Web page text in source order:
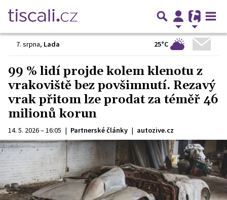
7. srpna, Lada 25°C
99 % lidí projde kolem klenotu z
vrakoviště bez povšimnutí. Rezavý
vrak přitom lze prodat za téměř 46
milionů korun
14. 5. 2026 – 16:05 | Partnerské články | autozive.cz